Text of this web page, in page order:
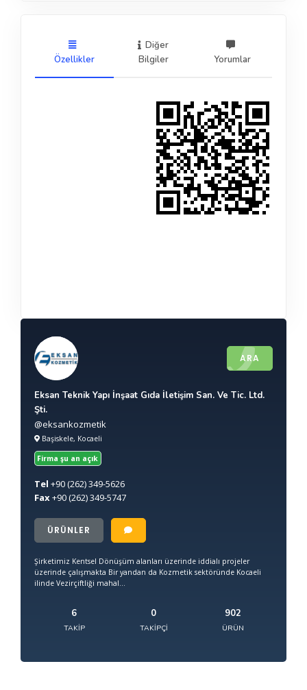
Özellikler
Diğer
Bilgiler
Yorumlar
ARA
Eksan Teknik Yapı İnşaat Gıda İletişim San. Ve Tic. Ltd.
Şti.
@eksankozmetik
Başiskele, Kocaeli
Firma şu an açık
Tel +90(262) 349-5626
Fax+90(262) 349-5747
ÜRÜNLER
Şirketimiz Kentsel Dönüşüm alanları üzerinde iddialı projeler
üzerinde çalışmakta Bir yandan da Kozmetik sektöründe Kocaeli
ilinde Vezirçiftliği mahal...
6
TAKIP
0
TAKIPÇI
902
ÜRÜN